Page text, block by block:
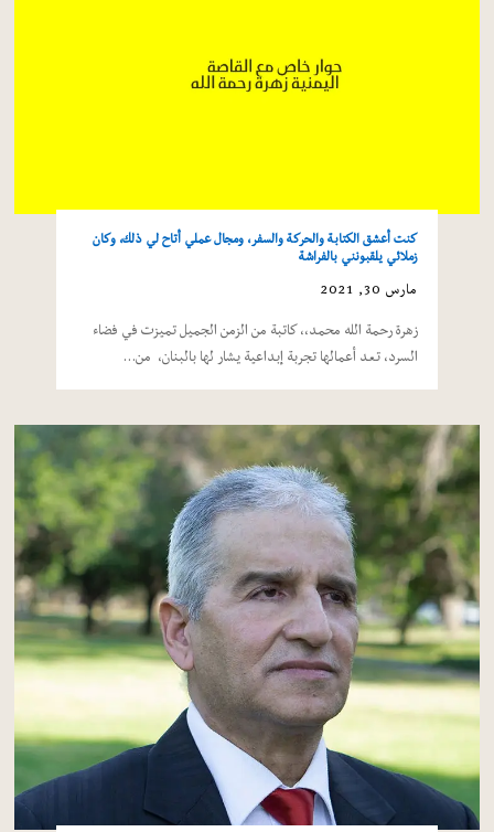
كنت أعشق الكتابة والحركة والسفر، ومجال عملي أتاح لي ذلك، وكان
زملائي يلقبونني بالفراشة
مارس 30, 2021
زهرة رحمة الله محمد،، كاتبة من الزمن الجميل تميزت في فضاء
السرد، تعد أعمالها تجربة إبداعية يشار لها بالبنان، من…